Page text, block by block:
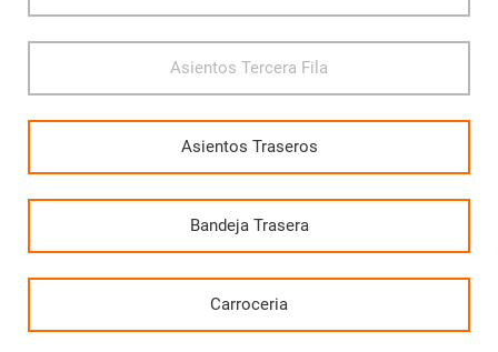
Asientos Tercera Fila
Asientos Traseros
Bandeja Trasera
Carroceria